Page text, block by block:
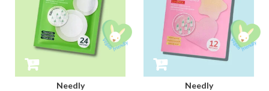
Needly
Needly